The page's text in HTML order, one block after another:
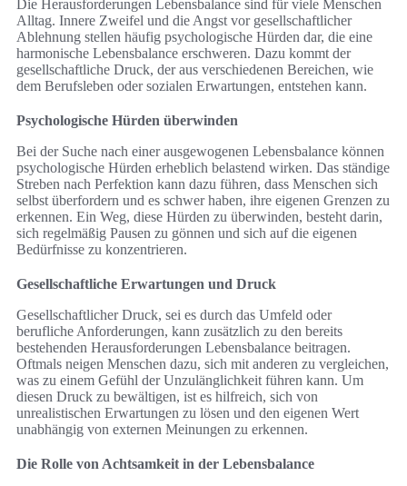
Die Herausforderungen Lebensbalance sind für viele Menschen
Alltag. Innere Zweifel und die Angst vor gesellschaftlicher
Ablehnung stellen häufig psychologische Hürden dar, die eine
harmonische Lebensbalance erschweren. Dazu kommt der
gesellschaftliche Druck, der aus verschiedenen Bereichen, wie
dem Berufsleben oder sozialen Erwartungen, entstehen kann.
Psychologische Hürden überwinden
Bei der Suche nach einer ausgewogenen Lebensbalance können
psychologische Hürden erheblich belastend wirken. Das ständige
Streben nach Perfektion kann dazu führen, dass Menschen sich
selbst überfordern und es schwer haben, ihre eigenen Grenzen zu
erkennen. Ein Weg, diese Hürden zu überwinden, besteht darin,
sich regelmäßig Pausen zu gönnen und sich auf die eigenen
Bedürfnisse zu konzentrieren.
Gesellschaftliche Erwartungen und Druck
Gesellschaftlicher Druck, sei es durch das Umfeld oder
berufliche Anforderungen, kann zusätzlich zu den bereits
bestehenden Herausforderungen Lebensbalance beitragen.
Oftmals neigen Menschen dazu, sich mit anderen zu vergleichen,
was zu einem Gefühl der Unzulänglichkeit führen kann. Um
diesen Druck zu bewältigen, ist es hilfreich, sich von
unrealistischen Erwartungen zu lösen und den eigenen Wert
unabhängig von externen Meinungen zu erkennen.
Die Rolle von Achtsamkeit in der Lebensbalance